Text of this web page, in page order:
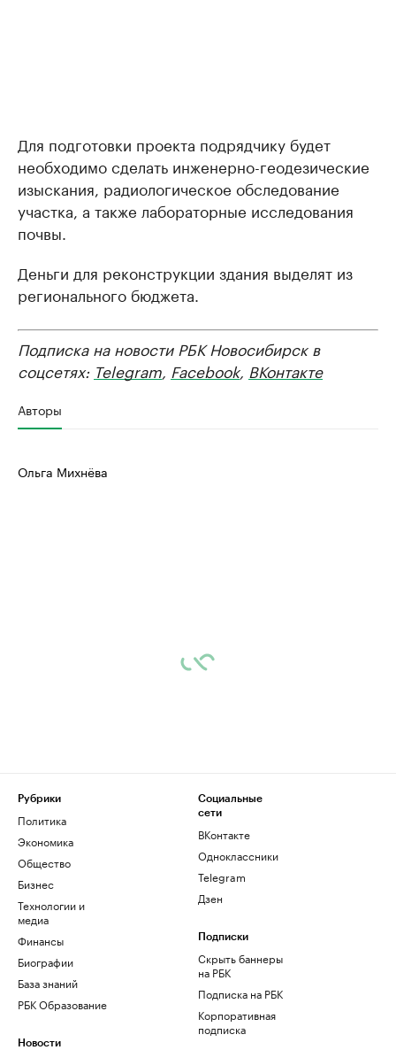
Для подготовки проекта подрядчику будет
необходимо сделать инженерно-геодезические
изыскания, радиологическое обследование
участка, а также лабораторные исследования
почвы.
Деньги для реконструкции здания выделят из
регионального бюджета.
Подписка на новости РБК Новосибирск в
соцсетях: Telegram, Facebook, ВКонтакте
Авторы
Ольга Михнёва
Рубрики
Политика
Экономика
Общество
Бизнес
Технологии и
медиа
Финансы
Биографии
База знаний
РБК Образование
Новости
Социальные
сети
ВКонтакте
Одноклассники
Telegram
Дзен
Подписки
Скрыть баннеры
на РБК
Подписка на РБК
Корпоративная
подписка